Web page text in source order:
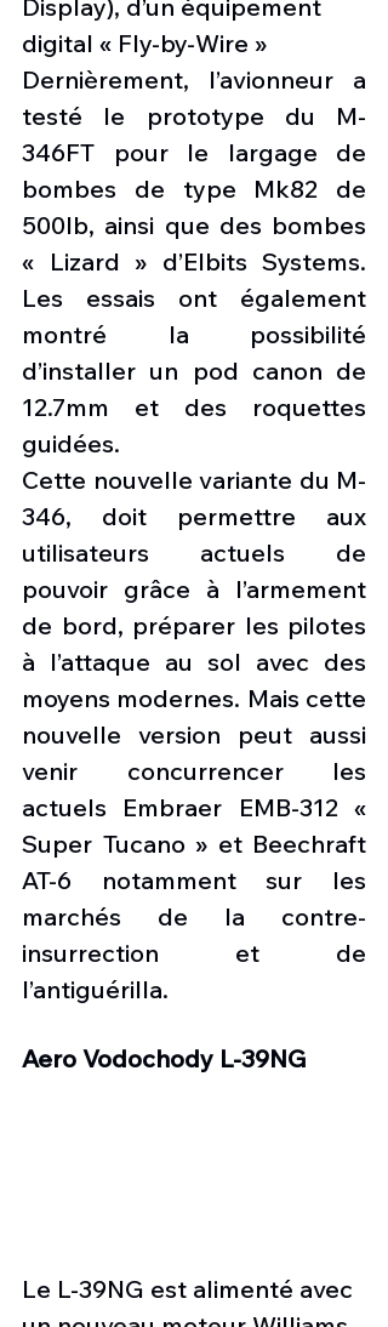
Display), d’un équipement
digital « Fly-by-Wire »
Dernièrement, l’avionneur a
testé le prototype du M-
346FT pour le largage de
bombes de type Mk82 de
500lb, ainsi que des bombes
« Lizard » d’Elbits Systems.
Les essais ont également
montré la possibilité
d’installer un pod canon de
12.7mm et des roquettes
guidées.
Cette nouvelle variante du M-
346, doit permettre aux
utilisateurs actuels de
pouvoir grâce à l’armement
de bord, préparer les pilotes
à l’attaque au sol avec des
moyens modernes. Mais cette
nouvelle version peut aussi
venir concurrencer les
actuels Embraer EMB-312 «
Super Tucano » et Beechraft
AT-6 notamment sur les
marchés de la contre-
insurrection et de
l’antiguérilla.
Aero Vodochody L-39NG
Le L-39NG est alimenté avec